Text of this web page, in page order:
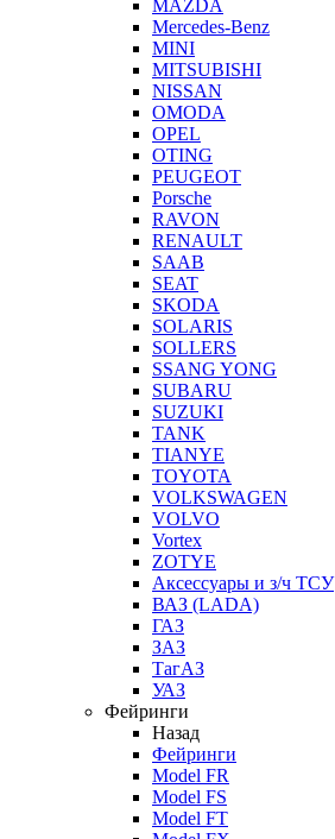
MAZDA
Mercedes-Benz
MINI
MITSUBISHI
NISSAN
OMODA
OPEL
OTING
PEUGEOT
Porsche
RAVON
RENAULT
SAAB
SEAT
SKODA
SOLARIS
SOLLERS
SSANG YONG
SUBARU
SUZUKI
TANK
TIANYE
TOYOTA
VOLKSWAGEN
VOLVO
Vortex
ZOTYE
Аксессуары и з/ч ТСУ
ВАЗ (LADA)
ГАЗ
ЗАЗ
ТагАЗ
УАЗ
Фейринги
Назад
Фейринги
Model FR
Model FS
Model FT